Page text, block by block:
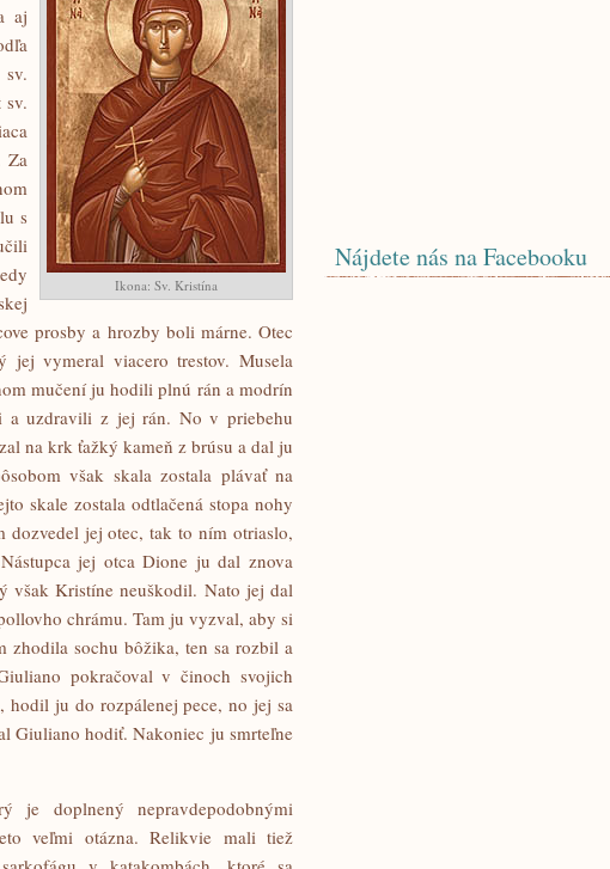
Ikona: Sv. Kristína
aj
Za
s
prosby a hrozby boli márne. Otec
vymeral viacero trestov. Musela
mučení ju hodili plnú rán a modrín
a uzdravili z jej rán. No v priebehu
na krk ťažký kameň z brúsu a dal ju
však skala zostala plávať na
skale zostala odtlačená stopa nohy
dozvedel jej otec, tak to ním otriaslo,
jej otca Dione ju dal znova
však Kristíne neuškodil. Nato jej dal
chrámu. Tam ju vyzval, aby si
zhodila sochu bôžika, ten sa rozbil a
pokračoval v činoch svojich
hodil ju do rozpálenej pece, no jej sa
Giuliano hodiť. Nakoniec ju smrteľne
je doplnený nepravdepodobnými
veľmi otázna. Relikvie mali tiež
Nájdete nás na Facebooku